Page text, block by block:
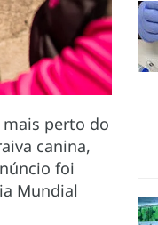
mais perto do
canina,
foi
Mundial